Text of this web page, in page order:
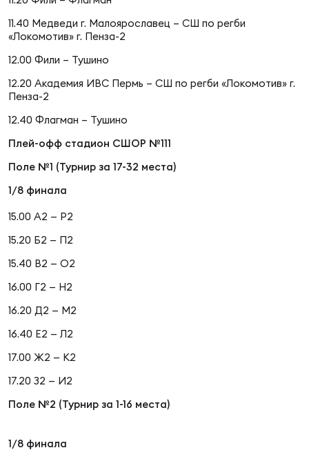
11.40 Медведи г. Малоярославец – СШ по регби
«Локомотив» г. Пенза-2
12.00 Фили – Тушино
12.20 Академия ИВС Пермь – СШ по регби «Локомотив» г.
Пенза-2
12.40 Флагман – Тушино
Плей-офф стадион СШОР №111
Поле №1 (Турнир за 17-32 места)
1/8 финала
15.00 А2 — Р2
15.20 Б2 — П2
15.40 В2 — О2
16.00 Г2 — Н2
16.20 Д2 — М2
16.40 Е2 — Л2
17.00 Ж2 — К2
17.20 З2 — И2
Поле №2 (Турнир за 1-16 места)
1/8 финала